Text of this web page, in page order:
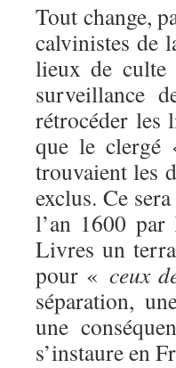
Tout change,
calvinistes de
lieux de culte
surveillance
rétrocéder les
que le clergé
trouvaient les
exclus. Ce
l’an 1600
Livres un
pour « ceux
séparation,
une
s’instaure en